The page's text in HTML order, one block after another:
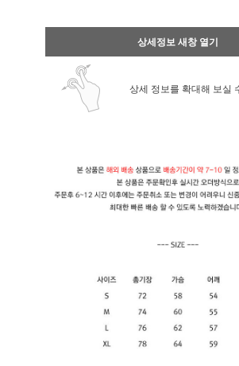
상세정보 새창 열기
상세 정보를 확대해 보실